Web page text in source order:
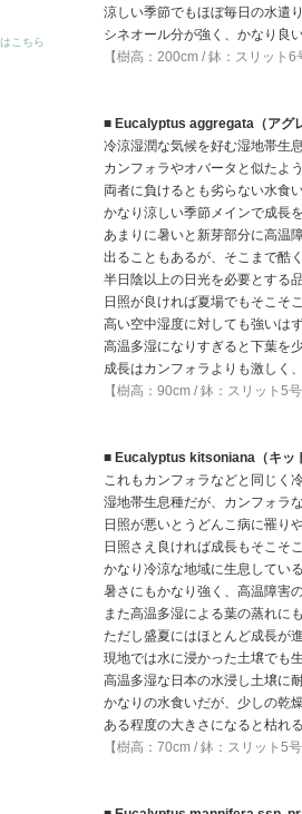
こちら
涼しい季節でもほぼ毎日の水遣
シネオール分が強く、かなり良
【樹高：200cm / 鉢：スリット6
■ Eucalyptus aggregata（アグ
冷涼湿潤な気候を好む湿地帯生
カンフォラやオバータと似たよ
両者に負けるとも劣らない水食
かなり涼しい季節メインで成長
あまりに暑いと新芽部分に高温
出ることもあるが、そこまで酷
半日陰以上の日光を必要とする
日照が良ければ夏場でもそこそ
高い空中湿度に対しても強いは
高温多湿になりすぎると下葉を
成長はカンフォラよりも激しく
【樹高：90cm / 鉢：スリット5
■ Eucalyptus kitsoniana（キッ
これもカンフォラなどと同じく
湿地帯生息種だが、カンフォラ
日照が悪いとうどんこ病に罹り
日照さえ良ければ成長もそこそ
かなり冷涼な地域に生息してい
暑さにもかなり強く、高温障害
また高温多湿による葉の蒸れに
ただし盛夏にはほとんど成長が
現地では水に浸かった土壌でも
高温多湿な日本の水浸し土壌に
かなりの水食いだが、少しの乾
ある程度の大きさになると枯れ
【樹高：70cm / 鉢：スリット5